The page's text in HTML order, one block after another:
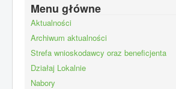
Menu główne
Aktualności
Archiwum aktualności
Strefa wnioskodawcy oraz beneficjenta
Działaj Lokalnie
Nabory